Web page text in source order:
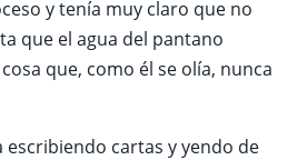
y tenía muy claro que no
que el agua del pantano
que, como él se olía, nunca
escribiendo cartas y yendo de